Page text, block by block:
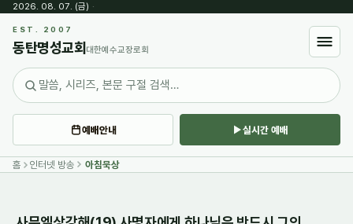
2026. 08. 07. (금) ·
EST. 2007
동탄명성교회 대한예수교장로회
예배안내 실시간 예배
홈 인터넷 방송 아침묵상
Sketchbook5, 스케치북5
Sketchbook5, 스케치북5